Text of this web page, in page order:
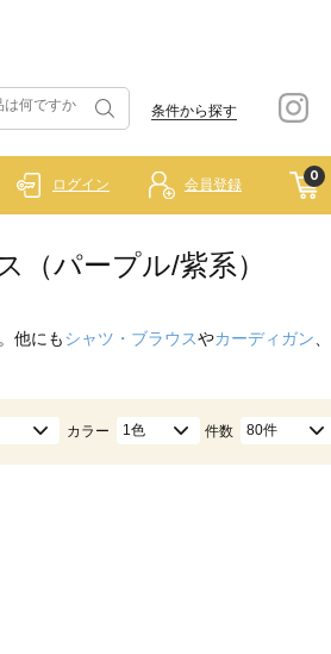
条件から探す
0
ログイン 会員登録
（パープル/紫系）
他にもシャツ・ブラウスやカーディガン
カラー 1色 件数 80件